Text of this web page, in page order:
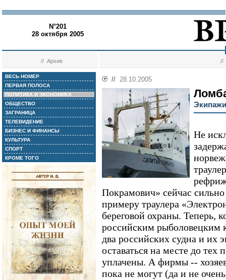
N°201
28 октября 2005
//Архив //
ВЕСЬ НОМЕР
ПЕРВАЯ ПОЛОСА
ПОЛИТИКА И ЭКОНОМИКА
ОБЩЕСТВО
ЗАГРАНИЦА
ТЕЛЕВИДЕНИЕ
БИЗНЕС И ФИНАНСЫ
КУЛЬТУРА
СПОРТ
КРОМЕ ТОГО
// 28.10.2005
Не
Покрамович» сейчас
примеру траулера
береговой охраны. Теперь,
российским рыболовецким
два российских судна и
оставаться на месте до тех
уплачены. А фирмы --
пока не могут (да и не